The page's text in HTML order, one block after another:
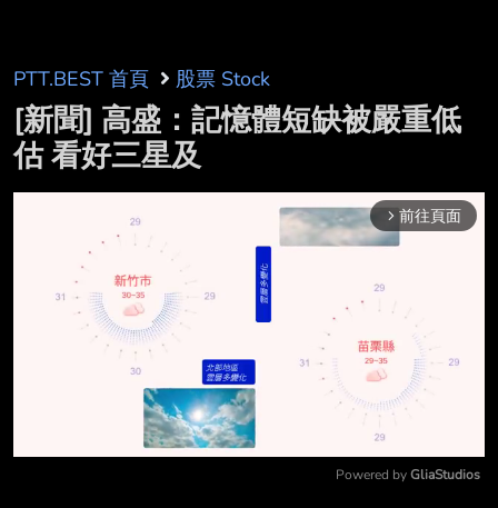
PTT.BEST 首頁 股票 Stock
[新聞] 高盛：記憶體短缺被嚴重低
估 看好三星及
arrow_forward_ios 前往頁面
Powered by GliaStudios